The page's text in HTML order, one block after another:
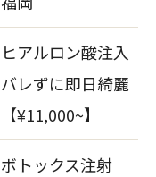
ヒアルロン酸注入
バレずに即日綺麗
【¥11,000~】
ボトックス注射